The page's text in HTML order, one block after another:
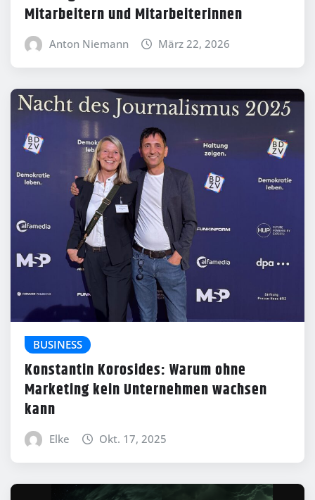
Mitarbeitern und Mitarbeiterinnen
Anton Niemann März 22, 2026
BUSINESS
Konstantin Korosides: Warum ohne
Marketing kein Unternehmen wachsen
kann
Elke Okt. 17, 2025